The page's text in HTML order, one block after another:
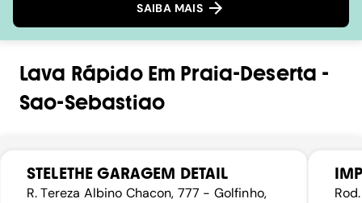
SAIBA MAIS
Lava RápidoEm Praia-Deserta -
Sao-Sebastiao
STELETHE GARAGEM DETAIL
R. Tereza Albino Chacon, 777 - Golfinho,